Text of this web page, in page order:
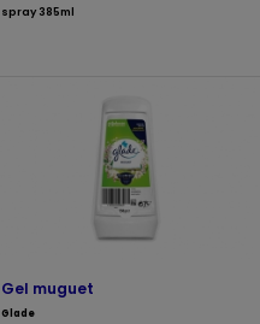
spray 385ml
Gel muguet
Glade